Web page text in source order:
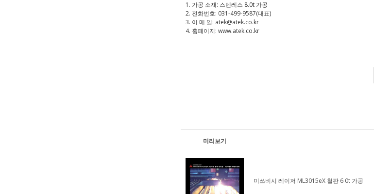
1. 가공 소재: 스텐레스 8.0t 가공
2. 전화번호: 031-499-9587(대표)
3. 이 메 일: atek@atek.co.kr
4. 홈페이지: www.atek.co.kr
미리보기
미쓰비시 레이저 ML3015eX 철판 6 0t 가공